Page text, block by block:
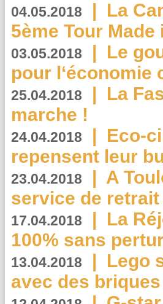
04.05.2018 | La
5ème Tour Made
03.05.2018 | Le
pour l‘économie
25.04.2018 | La
marche !
24.04.2018 | Eco-
repensent leur
23.04.2018 | A
service de
17.04.2018 | La
100% sans
13.04.2018 | Lego
avec des